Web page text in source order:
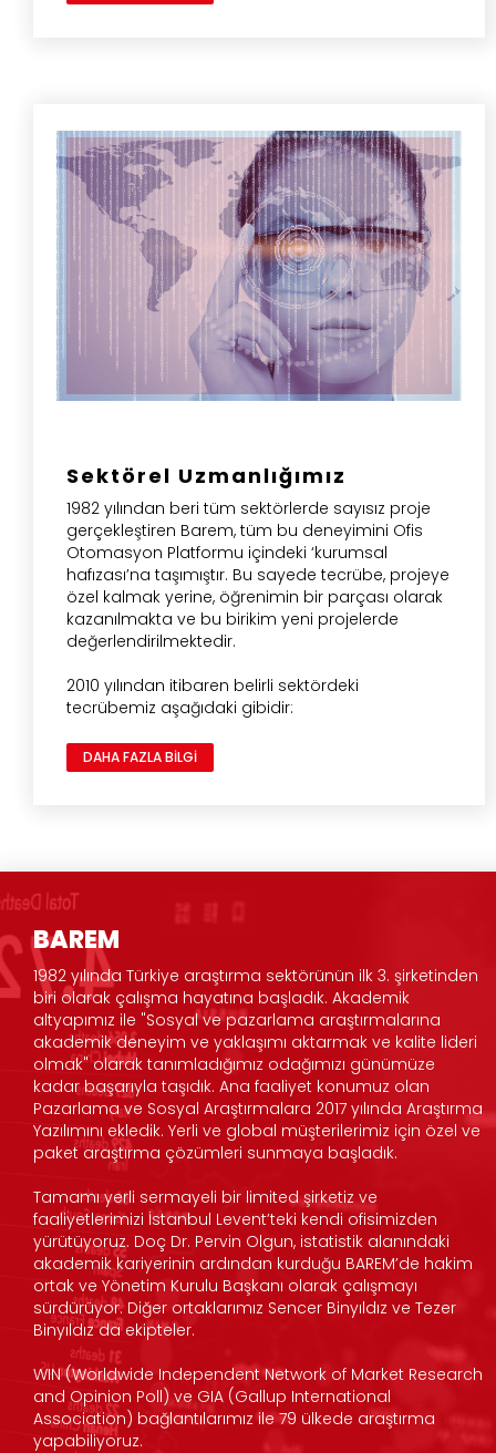
Sektörel Uzmanlığımız
1982 yılından beri tüm sektörlerde sayısız proje
gerçekleştiren Barem, tüm bu deneyimini Ofis
Otomasyon Platformu içindeki ‘kurumsal
hafızası’na taşımıştır. Bu sayede tecrübe, projeye
özel kalmak yerine, öğrenimin bir parçası olarak
kazanılmakta ve bu birikim yeni projelerde
değerlendirilmektedir.
2010 yılından itibaren belirli sektördeki
tecrübemiz aşağıdaki gibidir:
DAHA FAZLA BİLGİ
BAREM
1982 yılında Türkiye araştırma sektörünün ilk 3. şirketinden
biri olarak çalışma hayatına başladık. Akademik
altyapımız ile "Sosyal ve pazarlama araştırmalarına
akademik deneyim ve yaklaşımı aktarmak ve kalite lideri
olmak" olarak tanımladığımız odağımızı günümüze
kadar başarıyla taşıdık. Ana faaliyet konumuz olan
Pazarlama ve Sosyal Araştırmalara 2017 yılında Araştırma
Yazılımını ekledik. Yerli ve global müşterilerimiz için özel ve
paket araştırma çözümleri sunmaya başladık.
Tamamı yerli sermayeli bir limited şirketiz ve
faaliyetlerimizi İstanbul Levent’teki kendi ofisimizden
yürütüyoruz. Doç Dr. Pervin Olgun, istatistik alanındaki
akademik kariyerinin ardından kurduğu BAREM’de hakim
ortak ve Yönetim Kurulu Başkanı olarak çalışmayı
sürdürüyor. Diğer ortaklarımız Sencer Binyıldız ve Tezer
Binyıldız da ekipteler.
WIN (Worldwide Independent Network of Market Research
and Opinion Poll) ve GIA (Gallup International
Association) bağlantılarımız ile 79 ülkede araştırma
yapabiliyoruz.